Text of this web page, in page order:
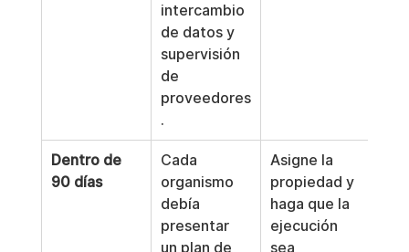
intercambio
de datos y
supervisión
de
proveedores
.
Dentro de
90 días
Cada
organismo
debía
presentar
un plan de
Asigne la
propiedad y
haga que la
ejecución
sea